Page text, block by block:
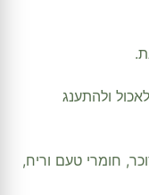
ולהתענג
חומרי טעם וריח,